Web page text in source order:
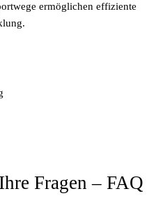
ermöglichen effiziente
Fragen – FAQ